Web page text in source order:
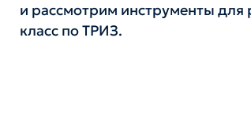
и рассмотрим инструменты
класс по ТРИЗ.